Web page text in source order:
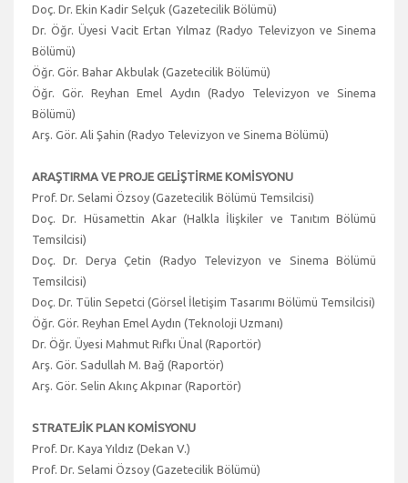
Doç. Dr. Ekin Kadir Selçuk (Gazetecilik Bölümü)
Dr. Öğr. Üyesi Vacit Ertan Yılmaz (Radyo Televizyon ve Sinema
Bölümü)
Öğr. Gör. Bahar Akbulak (Gazetecilik Bölümü)
Öğr. Gör. Reyhan Emel Aydın (Radyo Televizyon ve Sinema
Bölümü)
Arş. Gör. Ali Şahin (Radyo Televizyon ve Sinema Bölümü)
ARAŞTIRMA VE PROJE GELİŞTİRME KOMİSYONU
Prof. Dr. Selami Özsoy (Gazetecilik Bölümü Temsilcisi)
Doç. Dr. Hüsamettin Akar (Halkla İlişkiler ve Tanıtım Bölümü
Temsilcisi)
Doç. Dr. Derya Çetin (Radyo Televizyon ve Sinema Bölümü
Temsilcisi)
Doç. Dr. Tülin Sepetci (Görsel İletişim Tasarımı Bölümü Temsilcisi)
Öğr. Gör. Reyhan Emel Aydın (Teknoloji Uzmanı)
Dr. Öğr. Üyesi Mahmut Rıfkı Ünal (Raportör)
Arş. Gör. Sadullah M. Bağ (Raportör)
Arş. Gör. Selin Akınç Akpınar (Raportör)
STRATEJİK PLAN KOMİSYONU
Prof. Dr. Kaya Yıldız (Dekan V.)
Prof. Dr. Selami Özsoy (Gazetecilik Bölümü)